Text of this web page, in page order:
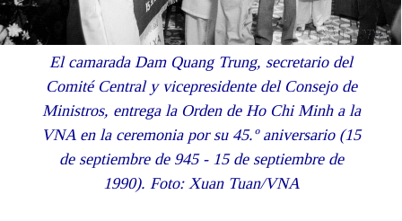
El camarada Dam Quang Trung, secretario del
Comité Central y vicepresidente del Consejo de
Ministros, entrega la Orden de Ho Chi Minh a la
VNA en la ceremonia por su 45.º aniversario (15
de septiembre de 945 - 15 de septiembre de
1990). Foto: Xuan Tuan/VNA